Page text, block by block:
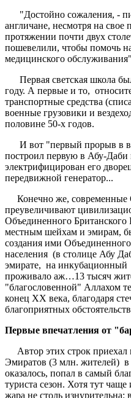
"Достойно сожаления, -
англичане, несмотря на свое
протяжении почти двух
пошевелили, чтобы помочь
медицинского
Первая светская школа
году. А первые и то,
транспортные средства
военные грузовики и
половине 50-х годов.
И вот "первый прорыв в
построил первую в Абу-
электрифицирован его
передвижной генератор...
Конечно же, современные
преувеличивают
Объединенного Британского
местным шейхам и эмирам,
создания ими
населения (в столице Абу
эмирате, на инкубационный
проживало аж…13 тысяч
"благословенной" Аллахом
конец ХХ века, благодаря
благоприятных
Первые впечатления от
Автор этих строк приехал
Эмиратов (3 млн. жителей) в
оказалось, попал в самый
туриста сезон. Хотя тут
жара не столь изнурительна: